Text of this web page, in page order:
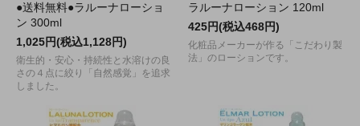
●送料無料●ラルーナローショ
ン 300ml
1,025円(税込1,128円)
衛生的・安心・持続性と水溶けの良
さの４点に絞り「自然感覚」を追求
しました。
ラルーナローション 120ml
425円(税込468円)
化粧品メーカーが作る「こだわり製
法」のローションです。